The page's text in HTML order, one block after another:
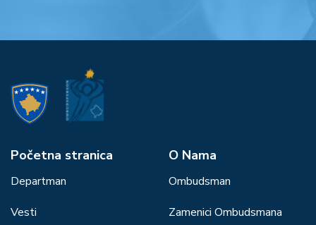
Početna stranica
Departman
Vesti
О Nama
Ombudsman
Zamenici Ombudsmana